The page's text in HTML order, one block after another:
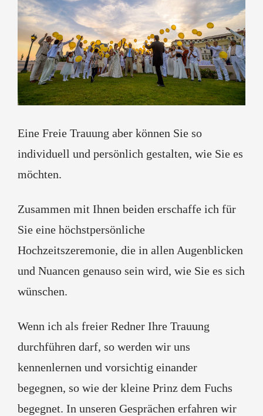
Eine Freie Trauung aber können Sie so
individuell und persönlich gestalten, wie Sie es
möchten.
Zusammen mit Ihnen beiden erschaffe ich für
Sie eine höchstpersönliche
Hochzeitszeremonie, die in allen Augenblicken
und Nuancen genauso sein wird, wie Sie es sich
wünschen.
Wenn ich als freier Redner Ihre Trauung
durchführen darf, so werden wir uns
kennenlernen und vorsichtig einander
begegnen, so wie der kleine Prinz dem Fuchs
begegnet. In unseren Gesprächen erfahren wir